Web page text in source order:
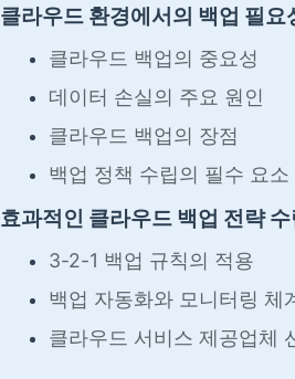
클라우드 환경에서의 백업 필요
클라우드 백업의 중요성
데이터 손실의 주요 원인
클라우드 백업의 장점
백업 정책 수립의 필수 요소
효과적인 클라우드 백업 전략
3-2-1 백업 규칙의 적용
백업 자동화와 모니터링 체
클라우드 서비스 제공업체